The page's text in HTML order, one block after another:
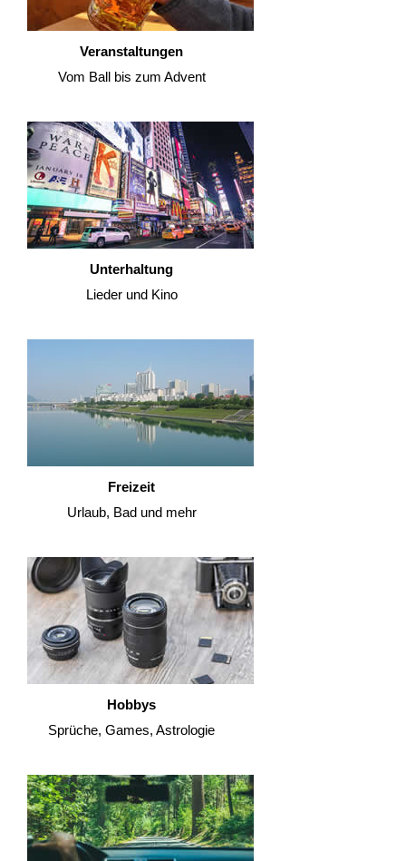
Veranstaltungen
Vom Ball bis zum Advent
Unterhaltung
Lieder und Kino
Freizeit
Urlaub, Bad und mehr
Hobbys
Sprüche, Games, Astrologie